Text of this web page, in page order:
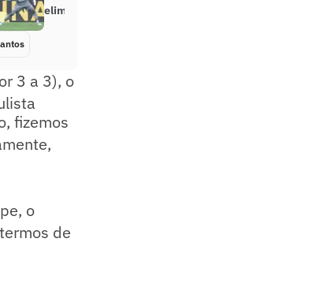
eliminação: “Vai ter que se mexer”
3 a 3), o
fizemos
o
de